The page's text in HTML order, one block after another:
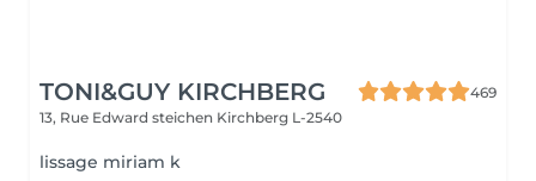
TONI&GUY KIRCHBERG
469
13, Rue Edward steichen Kirchberg L-2540
lissage miriam k